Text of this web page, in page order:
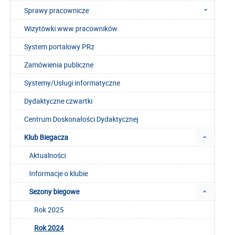
Sprawy pracownicze
Wizytówki www pracowników
System portalowy PRz
Zamówienia publiczne
Systemy/Usługi informatyczne
Dydaktyczne czwartki
Centrum Doskonałości Dydaktycznej
Klub Biegacza
Aktualności
Informacje o klubie
Sezony biegowe
Rok 2025
Rok 2024